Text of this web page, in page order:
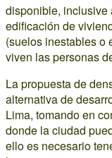
disponible, inclusive
edificación de
(suelos inestables o
viven las personas
La propuesta de
alternativa de
Lima, tomando en
donde la ciudad
ello es necesario